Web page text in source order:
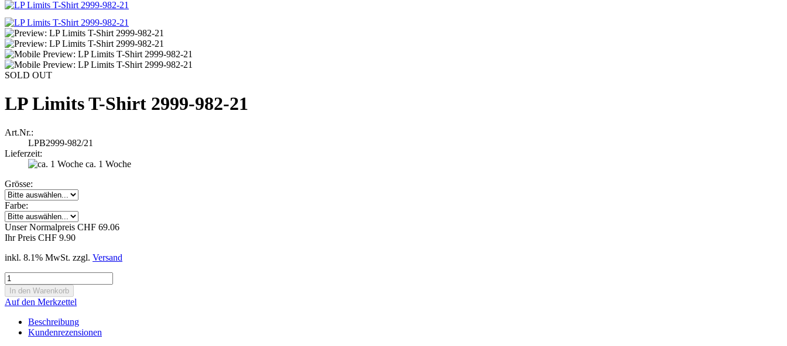
SOLD OUT
LP Limits T-Shirt 2999-982-21
Art.Nr.:
LPB2999-982/21
Lieferzeit:
ca. 1 Woche
Grösse:
Farbe:
Unser Normalpreis CHF 69.06
Ihr Preis CHF 9.90
inkl. 8.1% MwSt. zzgl. Versand
Auf den Merkzettel
Beschreibung
Kundenrezensionen